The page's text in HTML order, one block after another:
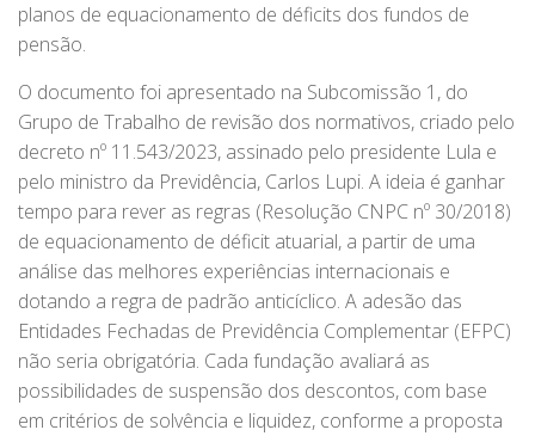
planos de equacionamento de déficits dos fundos de
pensão.
O documento foi apresentado na Subcomissão 1, do
Grupo de Trabalho de revisão dos normativos, criado pelo
decreto nº 11.543/2023, assinado pelo presidente Lula e
pelo ministro da Previdência, Carlos Lupi. A ideia é ganhar
tempo para rever as regras (Resolução CNPC nº 30/2018)
de equacionamento de déficit atuarial, a partir de uma
análise das melhores experiências internacionais e
dotando a regra de padrão anticíclico. A adesão das
Entidades Fechadas de Previdência Complementar (EFPC)
não seria obrigatória. Cada fundação avaliará as
possibilidades de suspensão dos descontos, com base
em critérios de solvência e liquidez, conforme a proposta